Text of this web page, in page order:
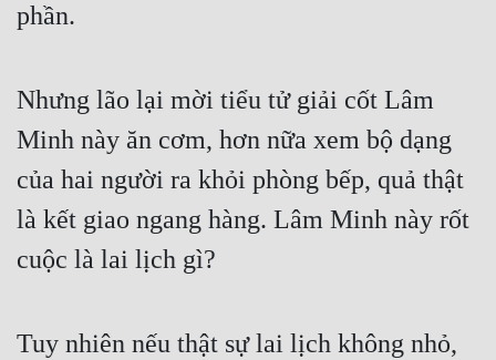
phần.
Nhưng lão lại mời tiểu tử giải cốt Lâm
Minh này ăn cơm, hơn nữa xem bộ dạng
của hai người ra khỏi phòng bếp, quả thật
là kết giao ngang hàng. Lâm Minh này rốt
cuộc là lai lịch gì?
Tuy nhiên nếu thật sự lai lịch không nhỏ,